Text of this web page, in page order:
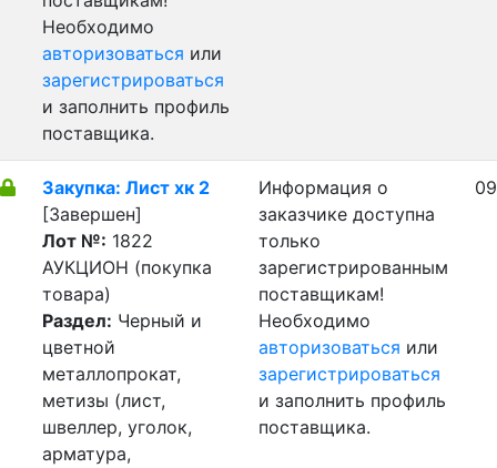
Необходимо
авторизоваться или
зарегистрироваться
и заполнить профиль
поставщика.
Закупка: Лист хк 2
[Завершен]
Лот №: 1822
АУКЦИОН (покупка
товара)
Раздел: Черный и
цветной
металлопрокат,
метизы (лист,
швеллер, уголок,
арматура,
Информация о
заказчике доступна
только
зарегистрированным
поставщикам!
Необходимо
авторизоваться или
зарегистрироваться
и заполнить профиль
поставщика.